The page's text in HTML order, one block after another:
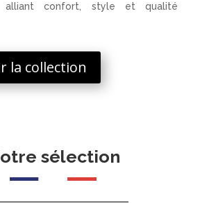
alliant confort, style et qualité
la collection
sélection